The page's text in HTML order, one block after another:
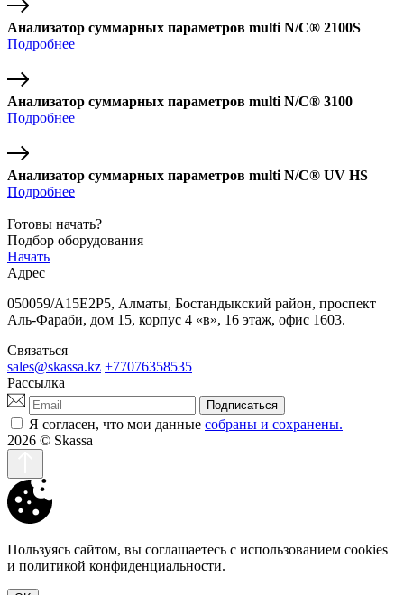
Анализатор суммарных параметров multi N/C® 2100S
Подробнее
Анализатор суммарных параметров multi N/C® 3100
Подробнее
Анализатор суммарных параметров multi N/C® UV HS
Подробнее
Готовы начать?
Подбор оборудования
Начать
Адрес
050059/A15E2P5, Алматы, Бостандыкский район, проспект
Аль-Фараби, дом 15, корпус 4 «в», 16 этаж, офис 1603.
Связаться
sales@skassa.kz +77076358535
Рассылка
Подписаться
Я согласен, что мои данные собраны и сохранены.
2026 © Skassa
Пользуясь сайтом, вы соглашаетесь с использованием cookies
и политикой конфиденциальности.